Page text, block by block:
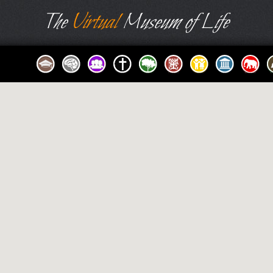
TheVirtualMuseum of Life